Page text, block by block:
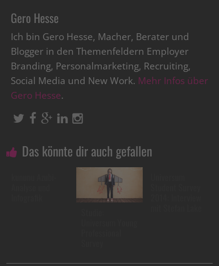
Gero Hesse
Ich bin Gero Hesse, Macher, Berater und
Blogger in den Themenfeldern Employer
Branding, Personalmarketing, Recruiting,
Social Media und New Work. Mehr Infos über
Gero Hesse.
Das könnte dir auch gefallen